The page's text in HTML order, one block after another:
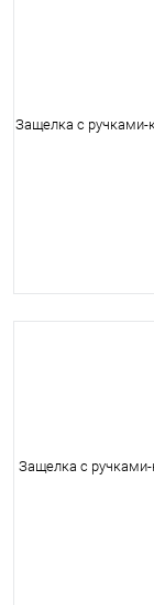
Защелка с ручками-
Защелка с